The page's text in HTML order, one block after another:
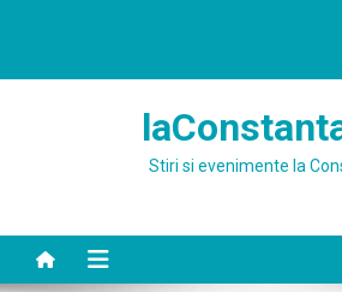
Stiri si evenimente la